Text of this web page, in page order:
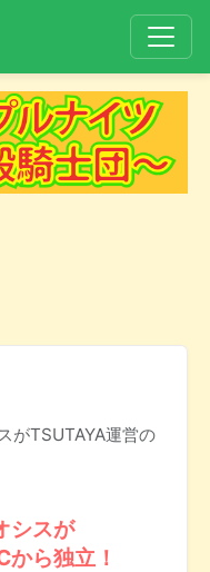
がTSUTAYA運営の
シスが
ら独立！